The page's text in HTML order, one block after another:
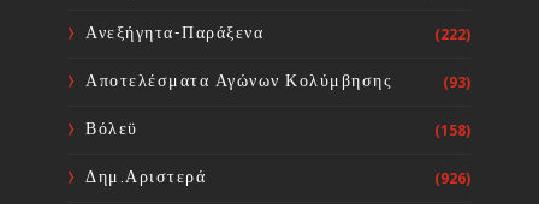
Θαυμαστής Βροχής στο Ιερό
Προσκύνημα του Οσίου Ιωάννου
Ανεξήγητα-Παράξενα (222)
Αποτελέσματα Αγώνων Κολύμβησης (93)
Βόλεϋ (158)
Δημ.Αριστερά (926)